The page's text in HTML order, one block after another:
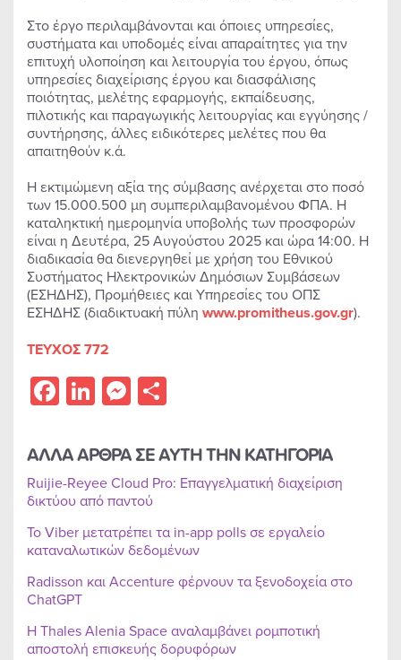
Στο έργο περιλαμβάνονται και όποιες υπηρεσίες,
συστήματα και υποδομές είναι απαραίτητες για την
επιτυχή υλοποίηση και λειτουργία του έργου, όπως
υπηρεσίες διαχείρισης έργου και διασφάλισης
ποιότητας, μελέτης εφαρμογής, εκπαίδευσης,
πιλοτικής και παραγωγικής λειτουργίας και εγγύησης /
συντήρησης, άλλες ειδικότερες μελέτες που θα
απαιτηθούν κ.ά.
Η εκτιμώμενη αξία της σύμβασης ανέρχεται στο ποσό
των 15.000.500 μη συμπεριλαμβανομένου ΦΠΑ. Η
καταληκτική ημερομηνία υποβολής των προσφορών
είναι η Δευτέρα, 25 Αυγούστου 2025 και ώρα 14:00. Η
διαδικασία θα διενεργηθεί με χρήση του Εθνικού
Συστήματος Ηλεκτρονικών Δημόσιων Συμβάσεων
(ΕΣΗΔΗΣ), Προμήθειες και Υπηρεσίες του ΟΠΣ
ΕΣΗΔΗΣ (διαδικτυακή πύλη www.promitheus.gov.gr).
ΤΕΥΧΟΣ 772
Facebook
LinkedIn
Messenger
ΑΛΛΑ ΑΡΘΡΑ ΣΕ ΑΥΤΗ ΤΗΝ ΚΑΤΗΓΟΡΙΑ
Ruijie-Reyee Cloud Pro: Επαγγελματική διαχείριση
δικτύου από παντού
Το Viber μετατρέπει τα in-app polls σε εργαλείο
καταναλωτικών δεδομένων
Radisson και Accenture φέρνουν τα ξενοδοχεία στο
ChatGPT
Η Thales Alenia Space αναλαμβάνει ρομποτική
αποστολή επισκευής δορυφόρων